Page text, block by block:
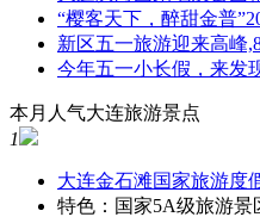
“樱客天下，醉甜金普
新区五一旅游迎来高峰
今年五一小长假，来发
本月人气大连旅游景点
1
大连金石滩国家旅游度
特色：国家5A级旅游景